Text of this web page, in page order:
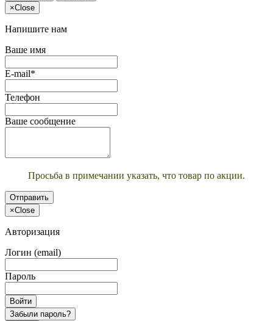
×Close
Напишите нам
Ваше имя
E-mail*
Телефон
Ваше сообщение
Просьба в примечании указать, что товар по акции.
Отправить
×Close
Авторизация
Логин (email)
Пароль
Войти
Забыли пароль?